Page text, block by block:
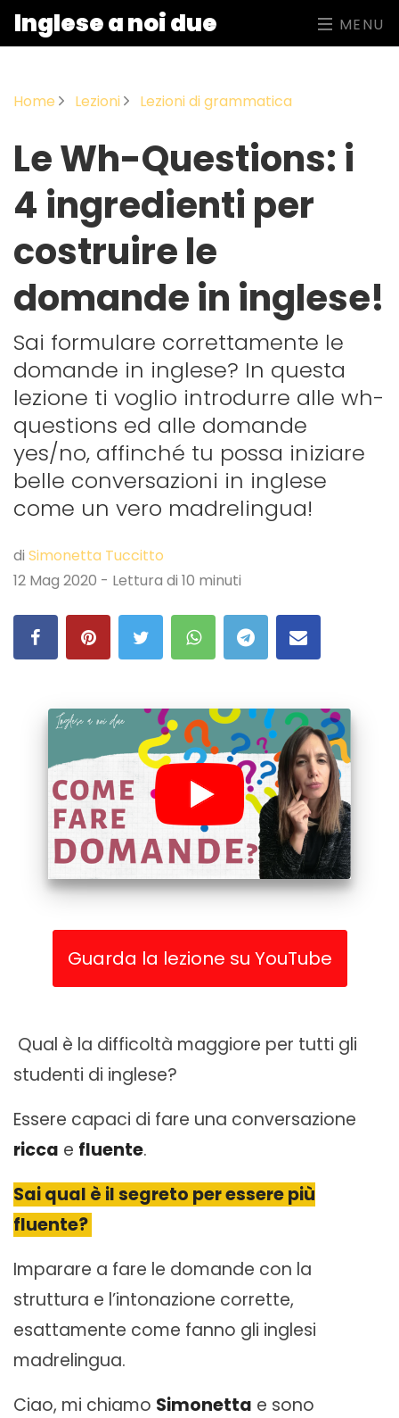
Inglese a noi due MENU
Home Lezioni Lezioni di grammatica
Le Wh-Questions: i
4 ingredienti per
costruire le
domande in inglese!
Sai formulare correttamente le
domande in inglese? In questa
lezione ti voglio introdurre alle wh-
questions ed alle domande
yes/no, affinché tu possa iniziare
belle conversazioni in inglese
come un vero madrelingua!
di Simonetta Tuccitto
12 Mag 2020 - Lettura di 10 minuti
Guarda la lezione su YouTube
Qual è la difficoltà maggiore per tutti gli
studenti di inglese?
Essere capaci di fare una conversazione
ricca e fluente.
Sai qual è il segreto per essere più
fluente?
Imparare a fare le domande con la
struttura e l’intonazione corrette,
esattamente come fanno gli inglesi
madrelingua.
Ciao, mi chiamo Simonetta e sono